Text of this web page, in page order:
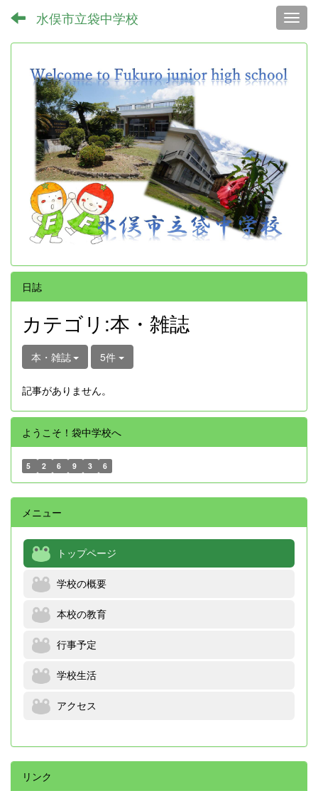
水俣市立袋中学校
日誌
カテゴリ:本・雑誌
本・雑誌 5件
記事がありません。
ようこそ！袋中学校へ
5 2 6 9 3 6
メニュー
トップページ
学校の概要
本校の教育
行事予定
学校生活
アクセス
リンク